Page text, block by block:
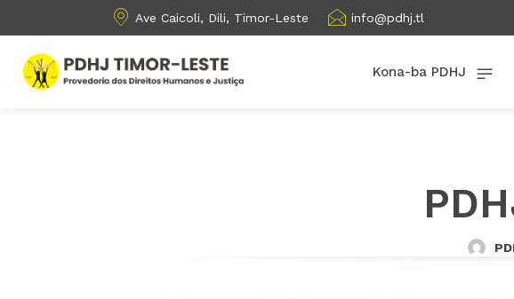
Ave Caicoli, Dili, Timor-Leste info@pdhj.tl
Kona-ba PDHJ